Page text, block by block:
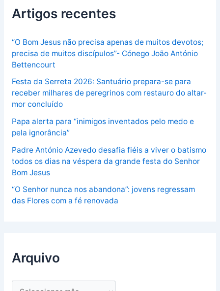
Artigos recentes
“O Bom Jesus não precisa apenas de muitos devotos;
precisa de muitos discípulos”- Cónego João António
Bettencourt
Festa da Serreta 2026: Santuário prepara-se para
receber milhares de peregrinos com restauro do altar-
mor concluído
Papa alerta para “inimigos inventados pelo medo e
pela ignorância”
Padre António Azevedo desafia fiéis a viver o batismo
todos os dias na véspera da grande festa do Senhor
Bom Jesus
“O Senhor nunca nos abandona”: jovens regressam
das Flores com a fé renovada
Arquivo